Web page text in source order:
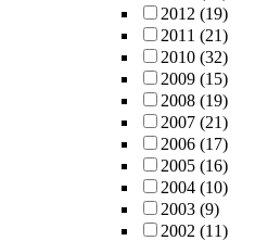
2012 (19)
2011 (21)
2010 (32)
2009 (15)
2008 (19)
2007 (21)
2006 (17)
2005 (16)
2004 (10)
2003 (9)
2002 (11)